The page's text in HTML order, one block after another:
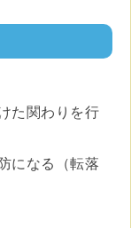
た関わりを行
になる（転落